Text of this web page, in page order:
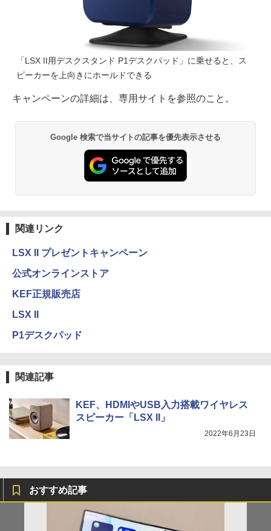
「LSX II用デスクスタンド P1デスクパッド」に乗せると、ス
ピーカーを上向きにホールドできる
キャンペーンの詳細は、専用サイトを参照のこと。
Google 検索で当サイトの記事を優先表示させる
関連リンク
LSX II プレゼントキャンペーン
公式オンラインストア
KEF正規販売店
LSX II
P1デスクパッド
関連記事
KEF、HDMIやUSB入力搭載ワイヤレス
スピーカー「LSX II」
2022年6月23日
おすすめ記事